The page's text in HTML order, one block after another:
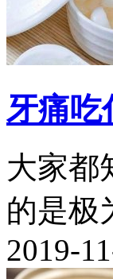
牙痛吃
大家都
的是极
2019-